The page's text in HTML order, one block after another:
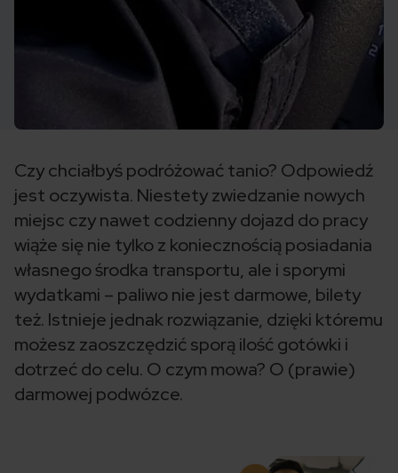
Czy chciałbyś podróżować tanio? Odpowiedź
jest oczywista. Niestety zwiedzanie nowych
miejsc czy nawet codzienny dojazd do pracy
wiąże się nie tylko z koniecznością posiadania
własnego środka transportu, ale i sporymi
wydatkami – paliwo nie jest darmowe, bilety
też. Istnieje jednak rozwiązanie, dzięki któremu
możesz zaoszczędzić sporą ilość gotówki i
dotrzeć do celu. O czym mowa? O (prawie)
darmowej podwózce.